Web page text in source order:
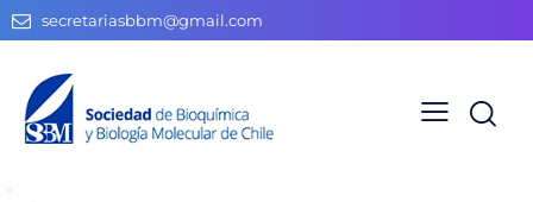
secretariasbbm@gmail.com